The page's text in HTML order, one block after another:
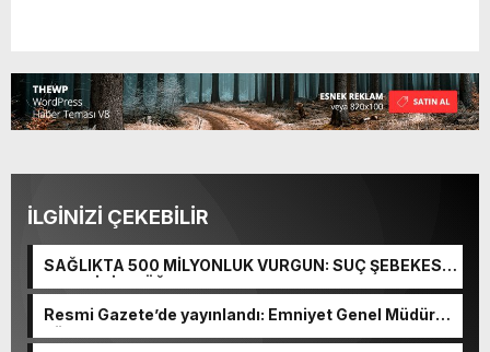
İLGİNİZİ ÇEKEBİLİR
SAĞLIKTA 500 MİLYONLUK VURGUN: SUÇ ŞEBEKESİ
KAÇIŞ İÇİN DÜĞMEYE BASTI!
Resmi Gazete’de yayınlandı: Emniyet Genel Müdürü
görevden alındı!